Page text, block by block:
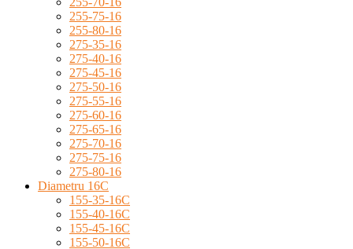
255-75-16
255-80-16
275-35-16
275-40-16
275-45-16
275-50-16
275-55-16
275-60-16
275-65-16
275-70-16
275-75-16
275-80-16
Diametru 16C
155-35-16C
155-40-16C
155-45-16C
155-50-16C